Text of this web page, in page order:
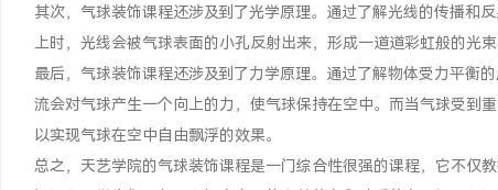
其次，气球装饰课程还涉及到了光学原理。通过了解光线的传播和
上时，光线会被气球表面的小孔反射出来，形成一道道彩虹般的光
最后，气球装饰课程还涉及到了力学原理。通过了解物体受力平衡
流会对气球产生一个向上的力，使气球保持在空中。而当气球受到
以实现气球在空中自由飘浮的效果。
总之，天艺学院的气球装饰课程是一门综合性很强的课程，它不仅